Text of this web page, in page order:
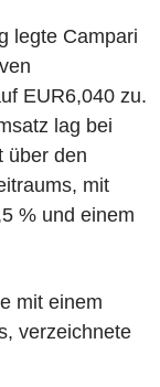
legte Campari
EUR6,040 zu.
lag bei
über den
mit
% und einem
mit einem
verzeichnete